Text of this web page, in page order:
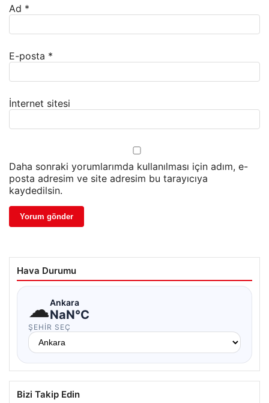
Ad *
E-posta *
İnternet sitesi
Daha sonraki yorumlarımda kullanılması için adım, e-
posta adresim ve site adresim bu tarayıcıya
kaydedilsin.
Hava Durumu
☁Ankara
NaN°C
ŞEHIR SEÇ
Bizi Takip Edin